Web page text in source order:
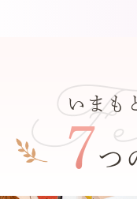
いまも
7つ